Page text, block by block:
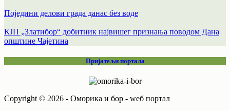
Поједини делови града данас без воде
КЈП „Златибор“ добитник највишег признања поводом Дана
општине Чајетина
Пријатељи портала
Copyright © 2026 - Оморика и бор - wеб портал